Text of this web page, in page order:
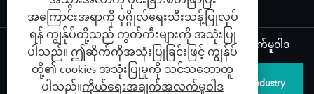
Links Sitemap RSS | XML | ကိုယ်ရေးအချက်အလက်မူဝါဒ
မူပိုင်ခွင့် © 2026 Qingdao SAILDAR Medical Device Industry
အကြောင်းအရာကို ပုဂ္ဂိုလ်ရေးသီးသန့်ပြုလုပ်
ရန် ကျွန်ုပ်တို့သည် ကွတ်ကီးများကို အသုံးပြု
ပါသည်။ ဤဆိုက်ကိုအသုံးပြုခြင်းဖြင့် ကျွန်ုပ်
တို့၏ cookies အသုံးပြုမှုကို သင်သဘောတူ
ပါသည်။ကိုယ်ရေးအချက်အလက်မူဝါဒ